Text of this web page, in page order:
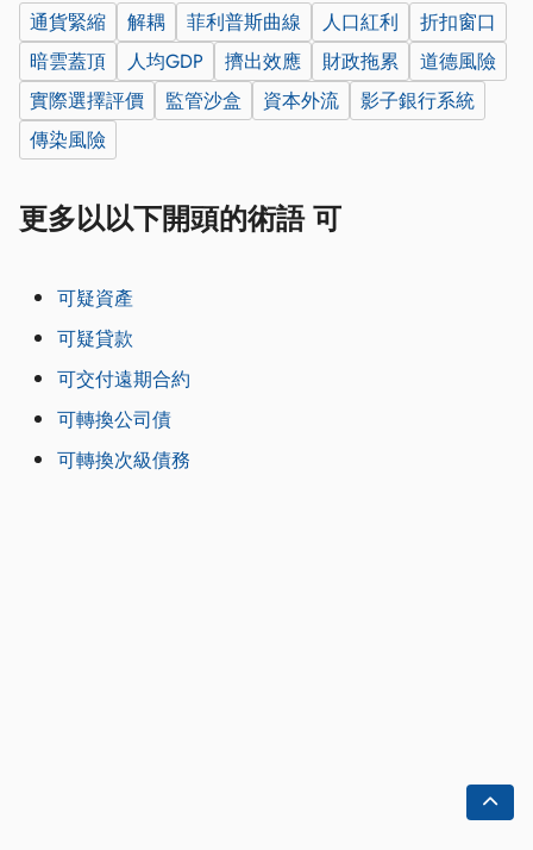
通貨緊縮 解耦 菲利普斯曲線 人口紅利
折扣窗口
暗雲蓋頂
人均GDP 擠出效應 財政拖累
道德風險
實際選擇評價
監管沙盒 資本外流
影子銀行系統
傳染風險
更多以以下開頭的術語 可
可疑資產
可疑貸款
可交付遠期合約
可轉換公司債
可轉換次級債務